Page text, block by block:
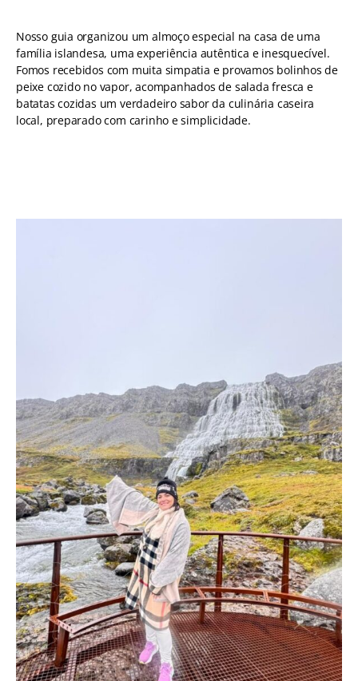
Nosso guia organizou um almoço especial na casa de uma
família islandesa, uma experiência autêntica e inesquecível.
Fomos recebidos com muita simpatia e provamos bolinhos de
peixe cozido no vapor, acompanhados de salada fresca e
batatas cozidas um verdadeiro sabor da culinária caseira
local, preparado com carinho e simplicidade.